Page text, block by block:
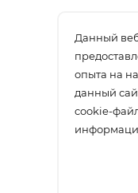
Данный
опыта на
данный
cookie-